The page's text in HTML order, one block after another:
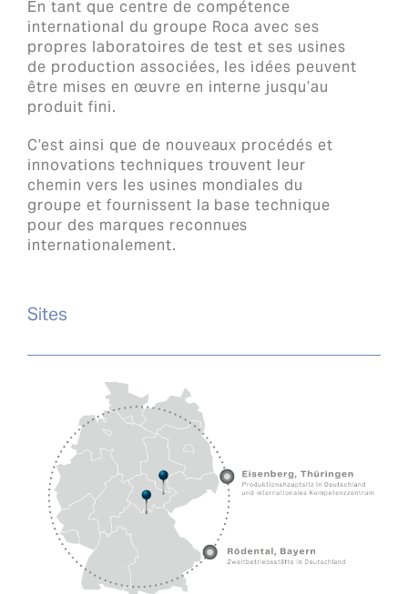
En tant que centre de compétence
international du groupe Roca avec ses
propres laboratoires de test et ses usines
de production associées, les idées peuvent
être mises en œuvre en interne jusqu’au
produit fini.
C’est ainsi que de nouveaux procédés et
innovations techniques trouvent leur
chemin vers les usines mondiales du
groupe et fournissent la base technique
pour des marques reconnues
internationalement.
Sites